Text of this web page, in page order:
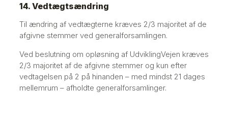
14. Vedtægtsændring
Til ændring af vedtægterne kræves 2/3 majoritet af de
afgivne stemmer ved generalforsamlingen.
Ved beslutning om opløsning af UdviklingVejen kræves
2/3 majoritet af de afgivne stemmer og kun efter
vedtagelsen på 2 på hinanden – med mindst 21 dages
mellemrum – afholdte generalforsamlinger.